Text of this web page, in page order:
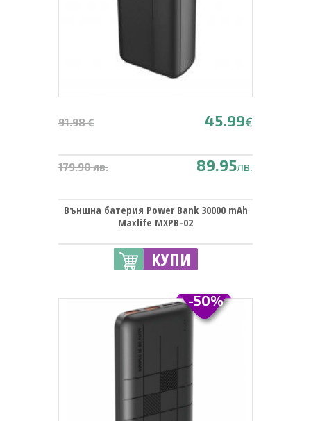
91.98 € 45.99€
179.90 лв. 89.95лв.
Външна батерия Power Bank 30000 mAh
Maxlife MXPB-02
КУПИ
-50%